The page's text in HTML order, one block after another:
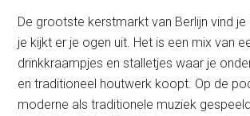
De grootste kerstmarkt van Berlijn vind je
je kijkt er je ogen uit. Het is een mix van
drinkkraampjes en stalletjes waar je
en traditioneel houtwerk koopt. Op de
moderne als traditionele muziek